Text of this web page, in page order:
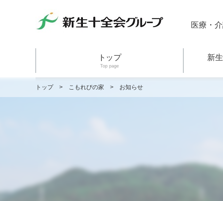
医療・
トップ
Top page
新
トップ > こもれびの家 > お知らせ